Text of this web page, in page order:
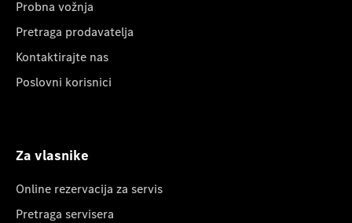
Probna vožnja
Pretraga prodavatelja
Kontaktirajte nas
Poslovni korisnici
Za vlasnike
Online rezervacija za servis
Pretraga servisera